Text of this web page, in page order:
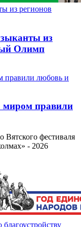
из
Олимп
миром правили
Вятского фестиваля
- 2026